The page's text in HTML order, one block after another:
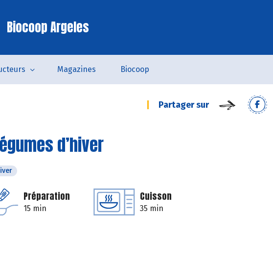
Biocoop Argeles
Magazines Biocoop
Partager sur
d’hiver
Préparation
15 min
Cuisson
35 min